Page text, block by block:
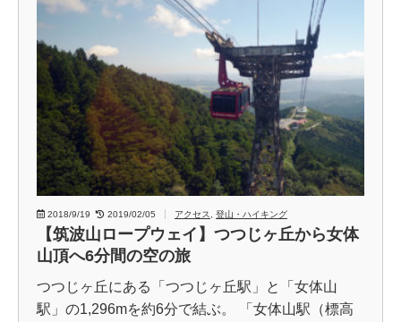
2018/9/19 2019/02/05 アクセス 登山・ハイキング
【筑波山ロープウェイ】つつじヶ丘から女体
山頂へ6分間の空の旅
つつじヶ丘にある「つつじヶ丘駅」と「女体山
駅」の1,296mを約6分で結ぶ。 「女体山駅（標高